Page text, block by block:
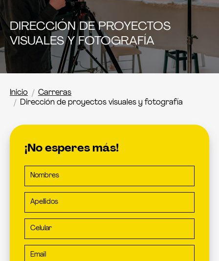
DIRECCIÓN DE PROYECTOS
VISUALES Y FOTOGRAFÍA
Inicio
Carreras
Dirección de proyectos visuales y fotografía
¡No esperes más!
Nombres
Apellidos
Celular
Email